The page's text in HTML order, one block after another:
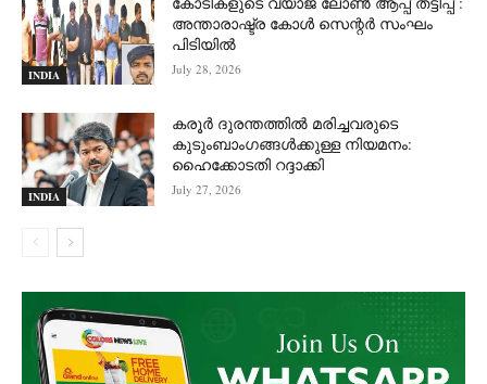
INDIA
അന്താരാഷ്ട്ര കോൾ സെന്റർ സംഘം
പിടിയില്‍
July 28, 2026
INDIA
കരൂർ ദുരന്തത്തിൽ മരിച്ചവരുടെ
കുടുംബാംഗങ്ങൾക്കുള്ള നിയമനം:
ഹൈക്കോടതി റദ്ദാക്കി
July 27, 2026